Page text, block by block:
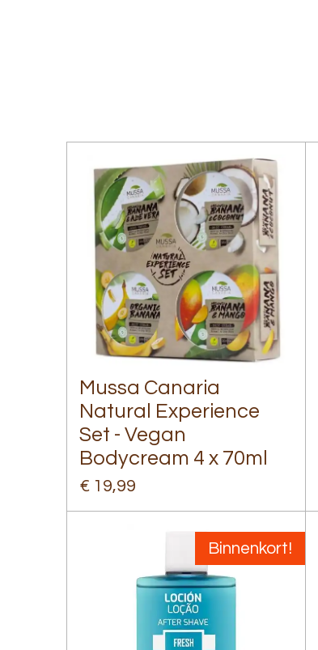
Mussa Canaria
Natural Experience
Set - Vegan
Bodycream 4 x 70ml
€ 19,99
Binnenkort!